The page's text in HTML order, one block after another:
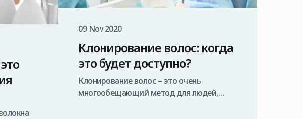
09 Nov 2020
Клонирование волос: когда
это будет доступно?
Клонирование волос – это очень
многообещающий метод для людей,